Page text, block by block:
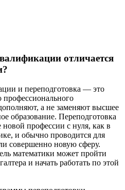
отличается
и переподготовка — это
а не заменяют высшее
образование. Переподготовка
новой профессии с нуля, как в
и обычно проводится для
совершенно новую сферу.
математики может пройти
и начать работать по этой